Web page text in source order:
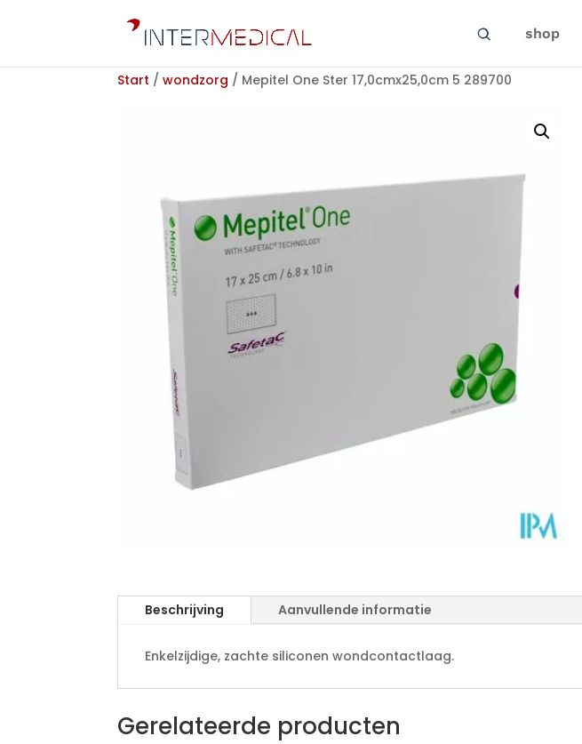
shop
Start / wondzorg / Mepitel One Ster 17,0cmx25,0cm 5 289700
Beschrijving Aanvullende informatie
Enkelzijdige, zachte siliconen wondcontactlaag.
Gerelateerde producten